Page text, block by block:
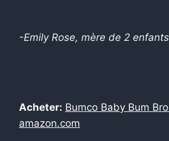
-Emily Rose, mère de 2 enfants
Acheter: Bumco Baby Bum
amazon.com